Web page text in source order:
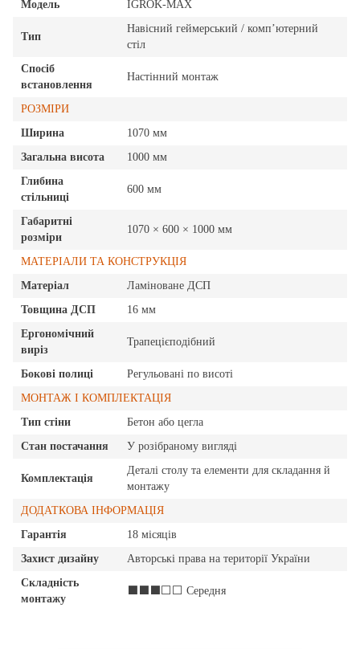
Модель IGROK-MAX
Тип
Навісний геймерський / комп’ютерний
стіл
Спосіб
встановлення
Настінний монтаж
РОЗМІРИ
Ширина
1070 мм
Загальна висота
1000 мм
Глибина
стільниці
600 мм
Габаритні
розміри
1070 × 600 × 1000 мм
МАТЕРІАЛИ ТА КОНСТРУКЦІЯ
Матеріал
Ламіноване ДСП
Товщина ДСП
16 мм
Ергономічний
виріз
Трапецієподібний
Бокові полиці
Регульовані по висоті
МОНТАЖ І КОМПЛЕКТАЦІЯ
Тип стіни
Бетон або цегла
Стан постачання
У розібраному вигляді
Комплектація
Деталі столу та елементи для складання й
монтажу
ДОДАТКОВА ІНФОРМАЦІЯ
Гарантія
18 місяців
Захист дизайну
Авторські права на території України
Складність
монтажу
⬛⬛⬛⬜⬜ Середня